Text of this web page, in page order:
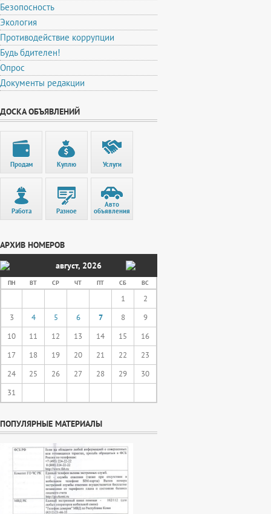
Безопосность
Экология
Противодействие коррупции
Будь бдителен!
Опрос
Документы редакции
ДОСКА ОБЪЯВЛЕНИЙ
Продам Куплю Услуги
Работа Разное
Авто
объявления
АРХИВ НОМЕРОВ
август, 2026
ПН ВТ СР ЧТ ПТ СБ ВС
1
2
3
4 5 6 7 8
9
10
11 12 13 14 15
16
17
18 19 20 21 22
23
24
25 26 27 28 29
30
31
ПОПУЛЯРНЫЕ МАТЕРИАЛЫ